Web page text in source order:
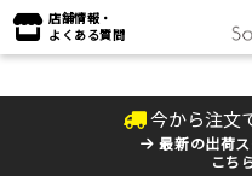
店舗情報・
よくある質問
今から注文
最新の出荷
こち